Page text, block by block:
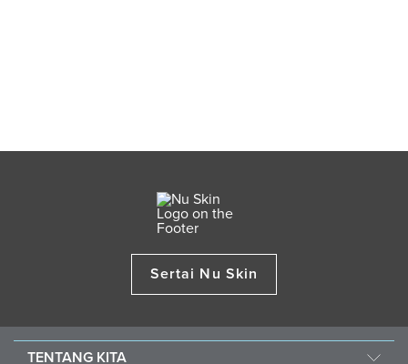
Sertai Nu Skin
TENTANG KITA